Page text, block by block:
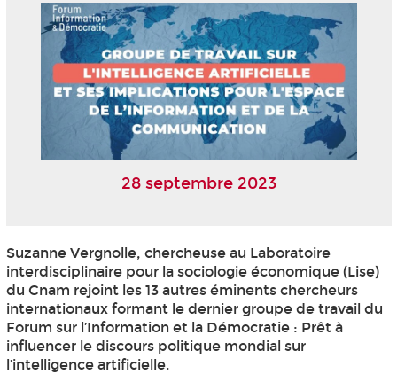
28 septembre 2023
Suzanne Vergnolle, chercheuse au Laboratoire
interdisciplinaire pour la sociologie économique (Lise)
du Cnam rejoint les 13 autres éminents chercheurs
internationaux formant le dernier groupe de travail du
Forum sur l’Information et la Démocratie : Prêt à
influencer le discours politique mondial sur
l’intelligence artificielle.